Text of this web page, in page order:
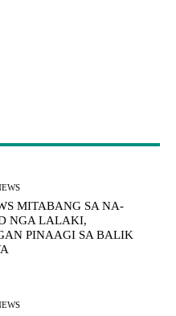
MITABANG SA NA-
NGA LALAKI,
PINAAGI SA BALIK